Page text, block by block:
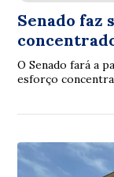
Senado faz
O Senado fará a
esforço